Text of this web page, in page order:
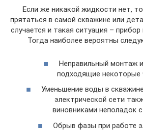
Если же никакой жидкости нет,
прятаться в самой скважине или
случается и такая ситуация –
Тогда наиболее вероятны
Неправильный монтаж
подходящие некоторые
Уменьшение воды в
электрической сети
виновниками неполадок
Обрыв фазы при работе